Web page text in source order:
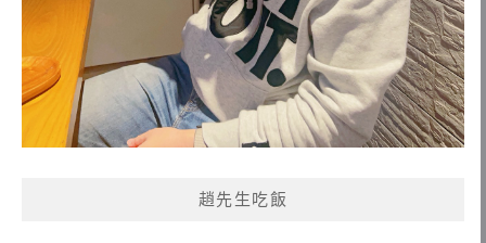
趙先生吃飯